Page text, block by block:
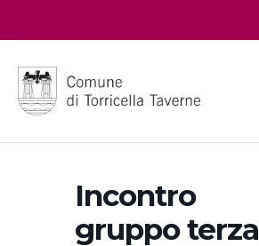
Incontro
gruppo terza